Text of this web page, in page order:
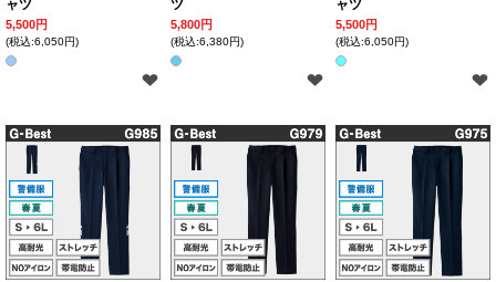
ャツ
5,500円
(税込:6,050円)
ツ
5,800円
(税込:6,380円)
ャツ
5,500円
(税込:6,050円)